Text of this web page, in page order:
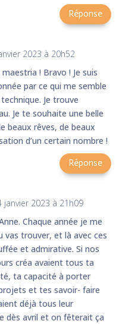
Réponse
2023 à 20h52
! Bravo ! Je suis
par ce qui me semble
Je trouve
Je te souhaite une belle
beaux rêves, de beaux
d’un certain nombre !
Réponse
janvier 2023 à 21h09
Chaque année je me
vas trouver, et là avec ces
et admirative. Si nos
créa avaient tous ta
ta capacité à porter
et tes savoir- faire
déjà tous leur
dès avril et on fêterait ça